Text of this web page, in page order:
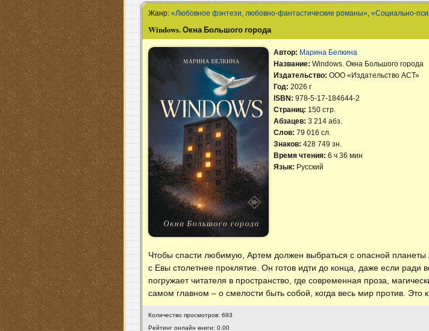
Жанр:«Любовное фэнтези, любовно-фантастические романы»,«Социально-
Windows. Окна Большого города
Автор: Марина Белкина
Название:Windows. Окна Большого города
Издательство:ООО «Издательство АСТ»
Год:2026 г
ISBN:978-5-17-184644-2
Страниц: 150 стр.
Абзацев:3 214 абз.
Слов:79 016 сл.
Знаков:428 749 зн.
Время чтения:6 ч 36 мин
Язык: Русский
Чтобы спасти любимую, Артем должен выбраться с опасной
с Евы столетнее проклятие. Он готов идти до конца, даже если
погружает читателя в пространство, где современная проза,
самом главном – о смелости быть собой, когда весь мир против. Это
Количество просмотров: 693
Рейтинг онлайн книги: 0.00